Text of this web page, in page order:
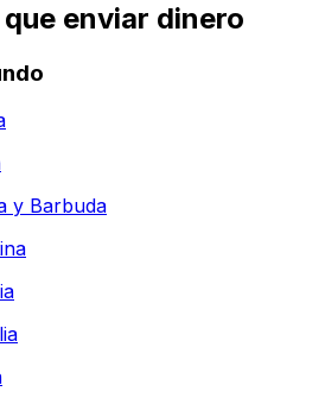
enviar dinero
y Barbuda